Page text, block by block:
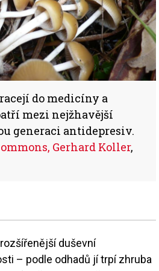
do medicíny a
mezi nejžhavější
generaci antidepresiv.
Gerhard Koller,
duševní
– podle odhadů jí trpí zhruba